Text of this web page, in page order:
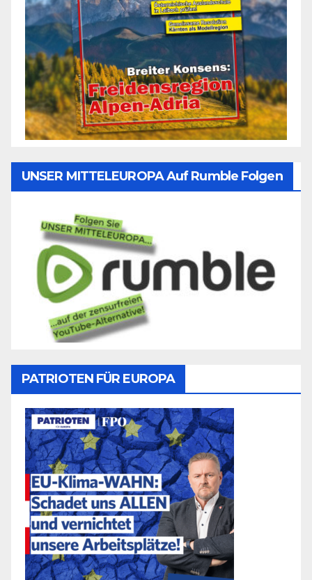
UNSER MITTELEUROPA Auf Rumble Folgen
PATRIOTEN FÜR EUROPA